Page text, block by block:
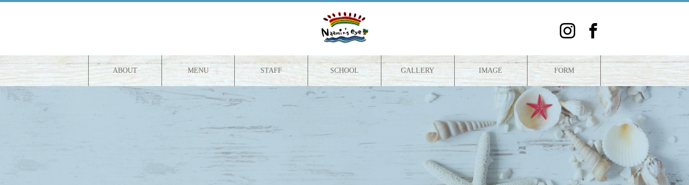
ABOUT MENU STAFF SCHOOL GALLERY IMAGE FORM